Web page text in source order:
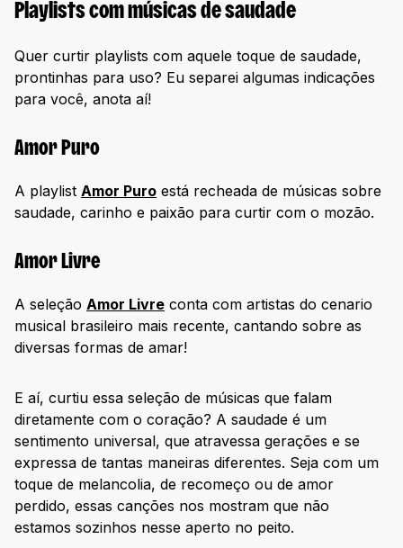
Playlists com músicas de saudade
Quer curtir playlists com aquele toque de saudade,
prontinhas para uso? Eu separei algumas indicações
para você, anota aí!
Amor Puro
A playlist Amor Puro está recheada de músicas sobre
saudade, carinho e paixão para curtir com o mozão.
Amor Livre
A seleção Amor Livre conta com artistas do cenario
musical brasileiro mais recente, cantando sobre as
diversas formas de amar!
E aí, curtiu essa seleção de músicas que falam
diretamente com o coração? A saudade é um
sentimento universal, que atravessa gerações e se
expressa de tantas maneiras diferentes. Seja com um
toque de melancolia, de recomeço ou de amor
perdido, essas canções nos mostram que não
estamos sozinhos nesse aperto no peito.